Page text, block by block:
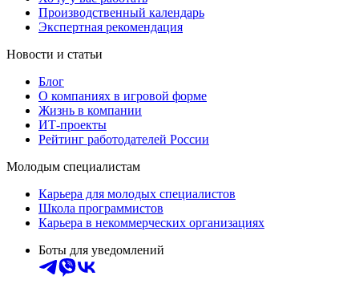
Производственный календарь
Экспертная рекомендация
Новости и статьи
Блог
О компаниях в игровой форме
Жизнь в компании
ИТ-проекты
Рейтинг работодателей России
Молодым специалистам
Карьера для молодых специалистов
Школа программистов
Карьера в некоммерческих организациях
Боты для уведомлений